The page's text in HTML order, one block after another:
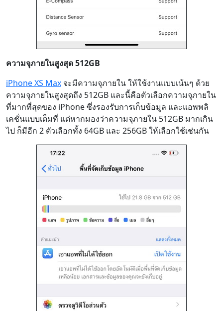
ความจุภายในสูงสุด 512GB
iPhone XS Max จะมีความจุภายใน ให้ใช้งานแบบเน้นๆ ด้วย
ความจุภายในสูงสุดถึง 512GB และนี้คือตัวเลือกความจุภายใน
ที่มากที่สุดของ iPhone ซึ่งรองรับการเก็บข้อมูล และแอพพลิ
เคชั่นแบบเต็มที่ แต่หากมองว่าความจุภายใน 512GB มากเกิน
ไป ก็มีอีก 2 ตัวเลือกทั้ง 64GB และ 256GB ให้เลือกใช้เช่นกัน